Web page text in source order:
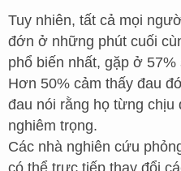
Tuy nhiên, tất cả mọi
đớn ở những phút cuối
phổ biến nhất, gặp ở
Hơn 50% cảm thấy đau
đau nói rằng họ từng
nghiêm trọng.
Các nhà nghiên cứu
có thể trực tiếp thay đổi